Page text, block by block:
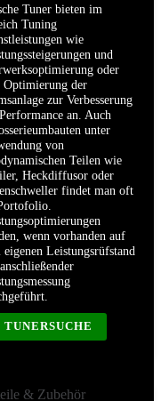
Tuner bieten im
Tuning
wie
und
oder
Optimierung der
zur Verbesserung
an. Auch
unter
von
Teilen wie
Heckdiffusor oder
findet man oft
wenn vorhanden auf
eigenen Leistungsrüfstand
TUNERSUCHE
& Zubehör